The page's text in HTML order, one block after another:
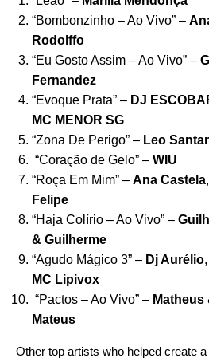
“Bombonzinho – Ao Vivo” –
Rodolffo
“Eu Gosto Assim – Ao Vivo” –
Fernandez
“Evoque Prata” – DJ
MC MENOR SG
“Zona De Perigo” – Leo
“Coração de Gelo” – WIU
“Roça Em Mim” – Ana Castela,
Felipe
“Haja Colírio – Ao Vivo” –
& Guilherme
“Agudo Mágico 3” – Dj Aurélio,
MC Lipivox
“Pactos – Ao Vivo” – Matheus
Mateus
Other top artists who helped create